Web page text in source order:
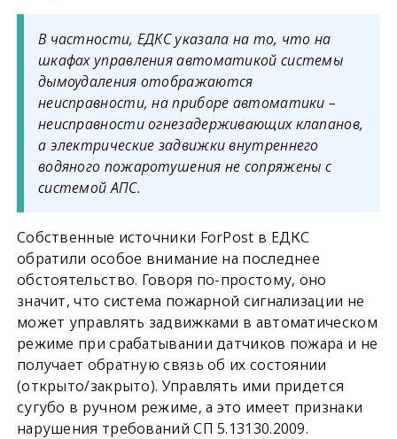
В частности, ЕДКС указала на то, что на
шкафах управления автоматикой системы
дымоудаления отображаются
неисправности, на приборе автоматики –
неисправности огнезадерживающих клапанов,
а электрические задвижки внутреннего
водяного пожаротушения не сопряжены с
системой АПС.
Собственные источники ForPost в ЕДКС
обратили особое внимание на последнее
обстоятельство. Говоря по-простому, оно
значит, что система пожарной сигнализации не
может управлять задвижками в автоматическом
режиме при срабатывании датчиков пожара и не
получает обратную связь об их состоянии
(открыто/закрыто). Управлять ими придется
сугубо в ручном режиме, а это имеет признаки
нарушения требований СП 5.13130.2009.